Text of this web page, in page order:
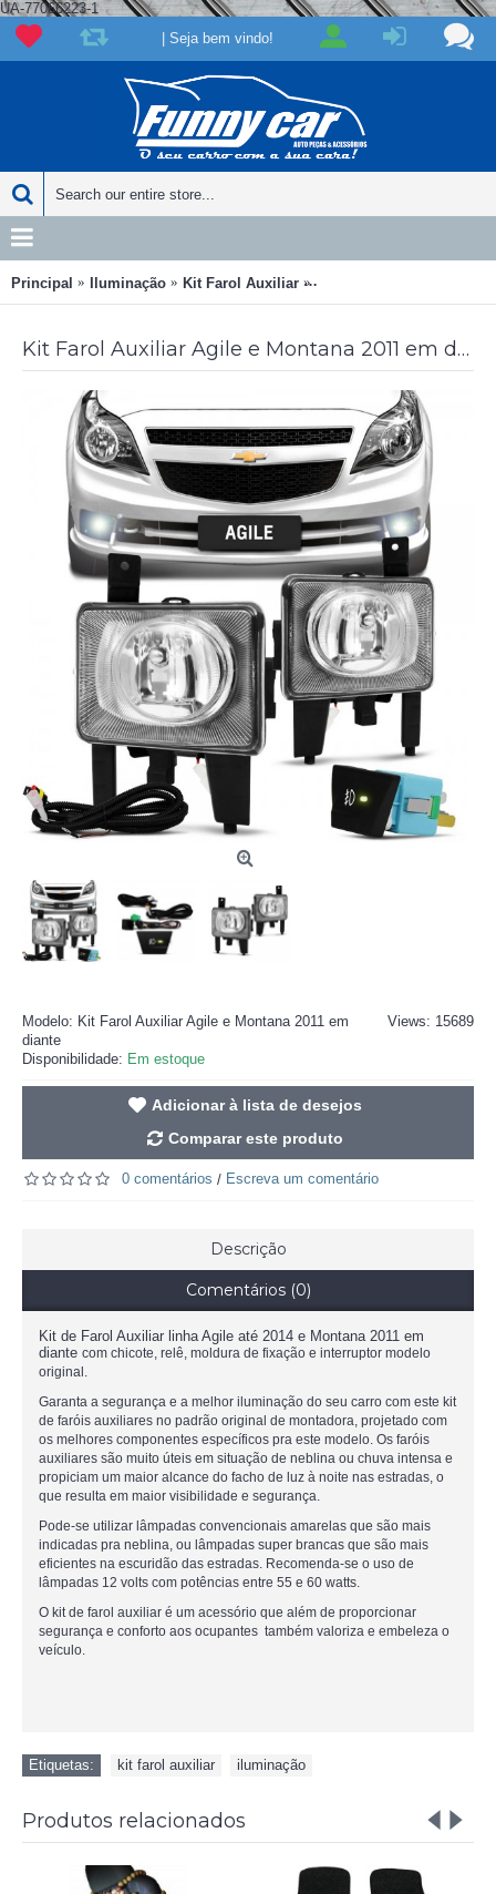
UA-77066223-1
| Seja bem vindo!
Principal Iluminação Kit Farol Auxiliar Kit Farol Auxiliar Agile e
Kit Farol Auxiliar Agile e Montana 2011 em diante
Views: 15689
Modelo: Kit Farol Auxiliar Agile e Montana 2011 em
diante
Disponibilidade: Em estoque
Adicionar à lista de desejos
Comparar este produto
0 comentários / Escreva um comentário
Descrição
Comentários (0)
Kit de Farol Auxiliar linha Agile até 2014 e Montana 2011 em
diante com chicote, relê, moldura de fixação e interruptor modelo
original.
Garanta a segurança e a melhor iluminação do seu carro com este kit
de faróis auxiliares no padrão original de montadora, projetado com
os melhores componentes específicos pra este modelo. Os faróis
auxiliares são muito úteis em situação de neblina ou chuva intensa e
propiciam um maior alcance do facho de luz à noite nas estradas, o
que resulta em maior visibilidade e segurança.
Pode-se utilizar lâmpadas convencionais amarelas que são mais
indicadas pra neblina, ou lâmpadas super brancas que são mais
eficientes na escuridão das estradas. Recomenda-se o uso de
lâmpadas 12 volts com potências entre 55 e 60 watts.
O kit de farol auxiliar é um acessório que além de proporcionar
segurança e conforto aos ocupantes também valoriza e embeleza o
veículo.
Etiquetas: kit farol auxiliar iluminação
Produtos relacionados